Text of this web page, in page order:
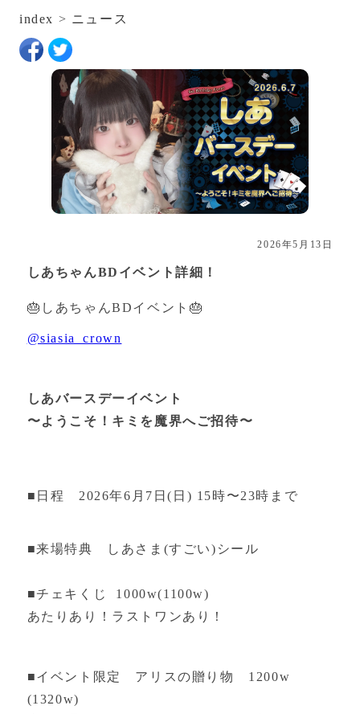
index > ニュース
2026年5月13日
しあちゃんBDイベント詳細！
🎂しあちゃんBDイベント🎂
@siasia_crown
しあバースデーイベント
〜ようこそ！キミを魔界へご招待〜
■日程 2026年6月7日(日) 15時〜23時まで
■来場特典 しあさま(すごい)シール
■チェキくじ 1000w(1100w)
あたりあり！ラストワンあり！
■イベント限定 アリスの贈り物 1200w
(1320w)